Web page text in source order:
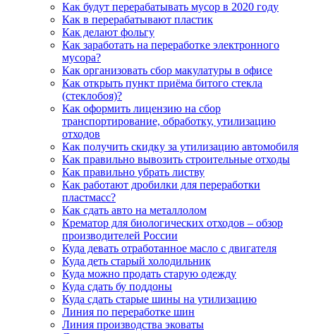
Как будут перерабатывать мусор в 2020 году
Как в перерабатывают пластик
Как делают фольгу
Как заработать на переработке электронного
мусора?
Как организовать сбор макулатуры в офисе
Как открыть пункт приёма битого стекла
(стеклобоя)?
Как оформить лицензию на сбор
транспортирование, обработку, утилизацию
отходов
Как получить скидку за утилизацию автомобиля
Как правильно вывозить строительные отходы
Как правильно убрать листву
Как работают дробилки для переработки
пластмасс?
Как сдать авто на металлолом
Крематор для биологических отходов – обзор
производителей России
Куда девать отработанное масло с двигателя
Куда деть старый холодильник
Куда можно продать старую одежду
Куда сдать бу поддоны
Куда сдать старые шины на утилизацию
Линия по переработке шин
Линия производства эковаты